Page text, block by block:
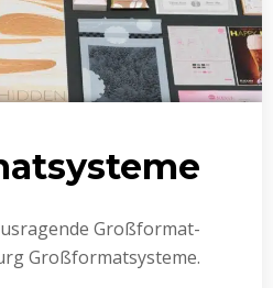
Großformat­
Großformat­systeme.